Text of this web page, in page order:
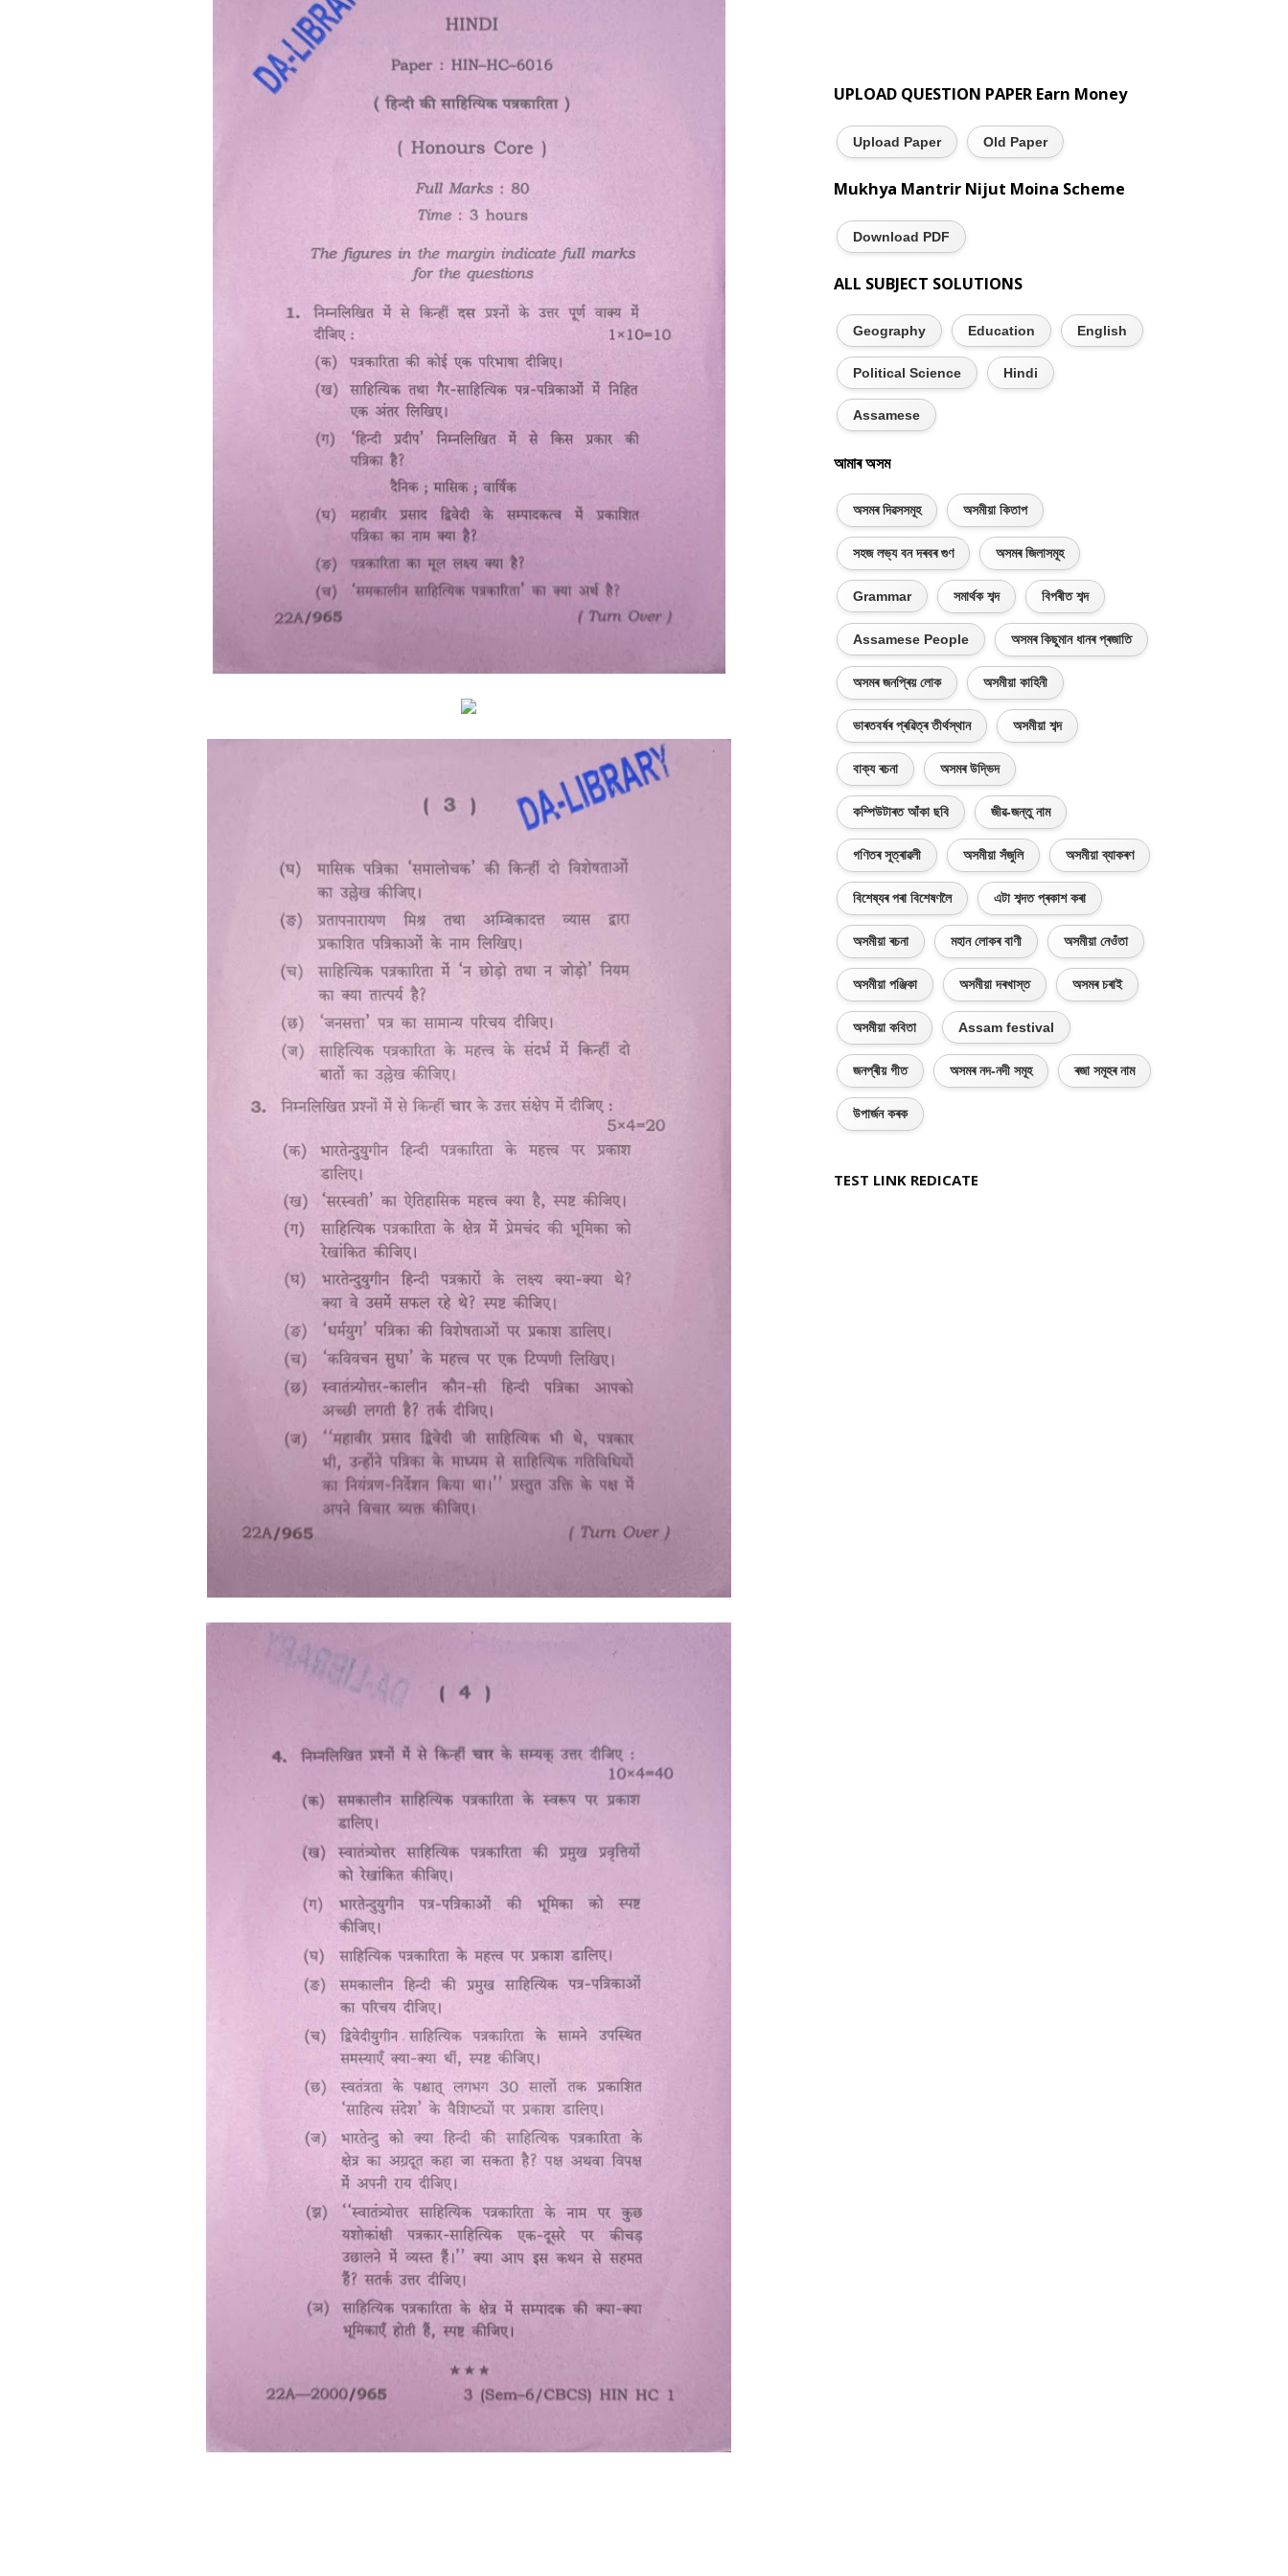
UPLOAD QUESTION PAPER Earn Money
Upload Paper Old Paper
Mukhya Mantrir Nijut Moina Scheme
Download PDF
ALL SUBJECT SOLUTIONS
Geography Education English
Political Science Hindi
Assamese
আমাৰ অসম
অসমৰ দিৱসসমূহ অসমীয়া কিতাপ
সহজ লভ্য বন দৰবৰ গুণ অসমৰ জিলাসমূহ
Grammar সমাৰ্থক শব্দ বিপৰীত শব্দ
Assamese People অসমৰ কিছুমান ধানৰ প্ৰজাতি
অসমৰ জনপ্ৰিয় লোক অসমীয়া কাহিনী
ভাৰতবৰ্ষৰ প্ৰৱিত্ৰ তীৰ্থস্থান অসমীয়া শব্দ
বাক্য ৰচনা অসমৰ উদ্ভিদ
কম্পিউটাৰত আঁকা ছবি জীৱ-জন্তু নাম
গণিতৰ সূত্ৰাৱলী অসমীয়া সঁজুলি অসমীয়া ব্যাকৰণ
বিশেষ্যৰ পৰা বিশেষণলৈ এটা শব্দত প্ৰকাশ কৰা
অসমীয়া ৰচনা মহান লোকৰ বাণী অসমীয়া নেওঁতা
অসমীয়া পঞ্জিকা অসমীয়া দৰখাস্ত অসমৰ চৰাই
অসমীয়া কবিতা Assam festival
জনপ্ৰীয় গীত অসমৰ নদ-নদী সমূহ ৰজা সমূহৰ নাম
উপাৰ্জন কৰক
TEST LINK REDICATE